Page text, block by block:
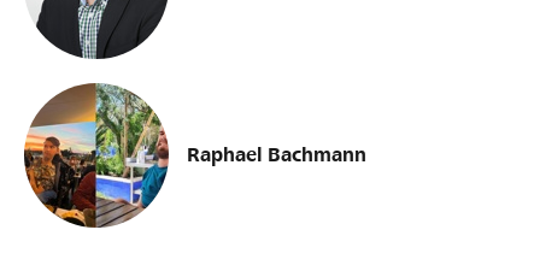
Raphael Bachmann